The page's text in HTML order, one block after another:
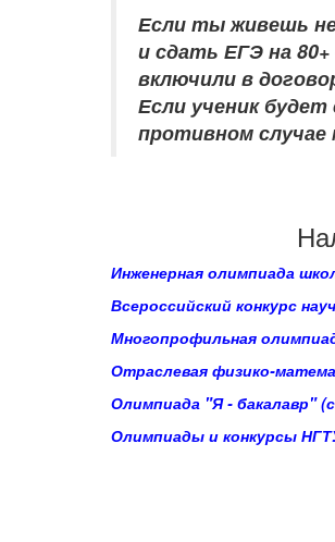
Если ты живешь
и сдать ЕГЭ на
включили в
Если ученик
противном случае
Инженерная олимпиада
Всероссийский конкурс
Многопрофильная
Отраслевая физико-
Олимпиада "Я - бакалавр"
Олимпиады и конкурсы